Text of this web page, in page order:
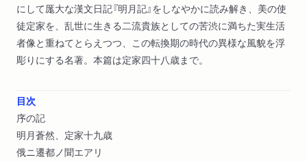
にして厖大な漢文日記『明月記』をしなやかに読み解き、美の使
徒定家を、乱世に生きる二流貴族としての苦渋に満ちた実生活
者像と重ねてとらえつつ、この転換期の時代の異様な風貌を浮
彫りにする名著。本篇は定家四十八歳まで。
目次
序の記
明月蒼然、定家十九歳
俄ニ遷都ノ聞エアリ